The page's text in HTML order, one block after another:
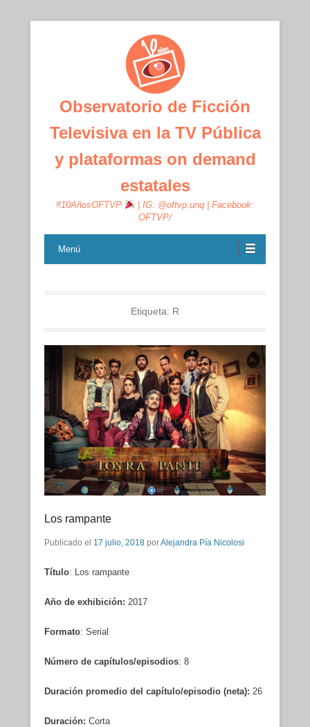
Observatorio de Ficción
Televisiva en la TV Pública
y plataformas on demand
estatales
#10AñosOFTVP
| IG: @oftvp.unq | Facebook:
OFTVP/
Menú
Etiqueta: R
Los rampante
Publicado el 17 julio, 2018 porAlejandra Pía Nicolosi
Título: Los rampante
Año de exhibición: 2017
Formato: Serial
Número de capítulos/episodios: 8
Duración promedio del capítulo/episodio (neta): 26
Duración: Corta